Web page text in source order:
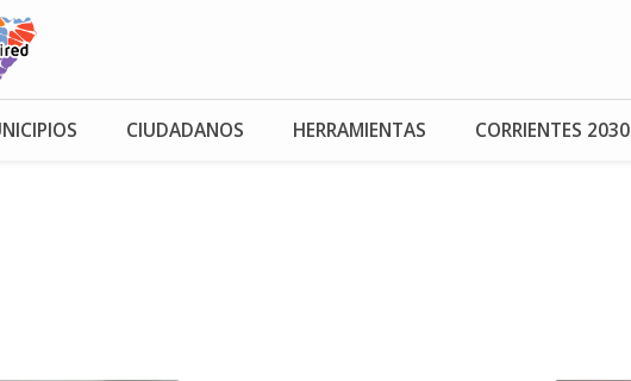
CIUDADANOS HERRAMIENTAS CORRIENTES 2030